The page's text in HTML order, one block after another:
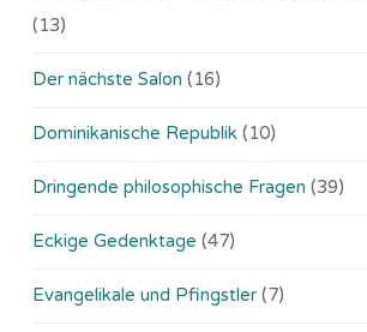
(13)
Der nächste Salon (16)
Dominikanische Republik (10)
Dringende philosophische Fragen (39)
Eckige Gedenktage (47)
Evangelikale und Pfingstler (7)